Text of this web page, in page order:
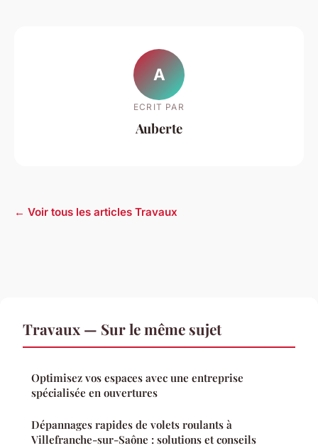
A
ECRIT PAR
Auberte
← Voir tous les articles Travaux
Travaux — Sur le même sujet
Optimisez vos espaces avec une entreprise
spécialisée en ouvertures
Dépannages rapides de volets roulants à
Villefranche-sur-Saône : solutions et conseils